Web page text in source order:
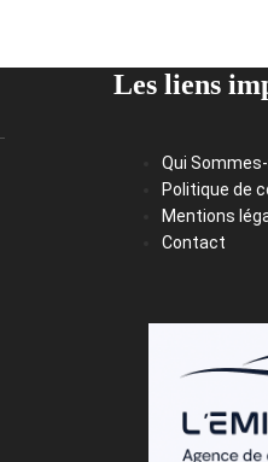
Les liens
Qui
Politique de
Mentions
Contact